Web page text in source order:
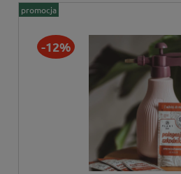
-12%
promocja